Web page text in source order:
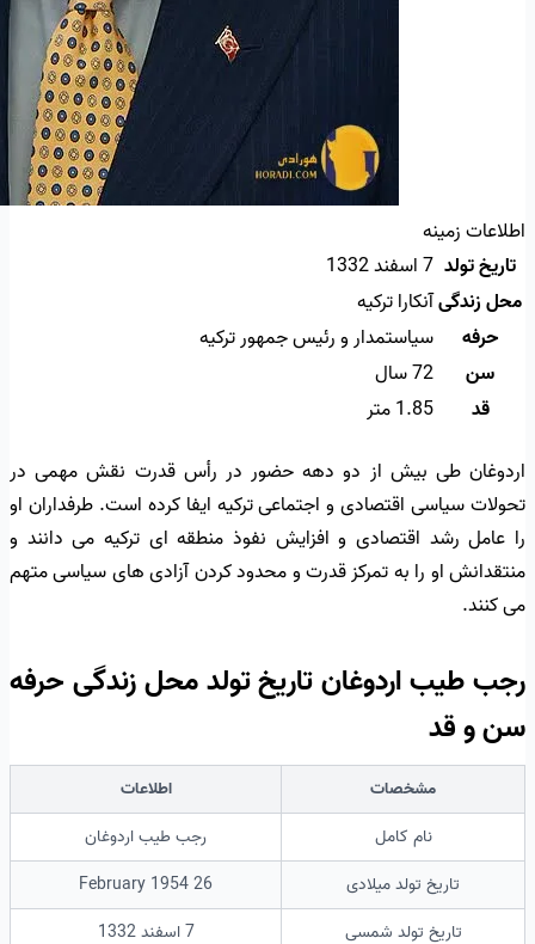
اطلاعات زمینه
تاریخ تولد 7 اسفند 1332
محل زندگیآنکارا ترکیه
حرفه
سیاستمدار و رئیس جمهور ترکیه
سن
72 سال
قد
1.85 متر
اردوغان طی بیش از دو دهه حضور در رأس قدرت نقش مهمی در
تحولات سیاسی اقتصادی و اجتماعی ترکیه ایفا کرده است. طرفداران او
را عامل رشد اقتصادی و افزایش نفوذ منطقه ای ترکیه می دانند و
منتقدانش او را به تمرکز قدرت و محدود کردن آزادی های سیاسی متهم
می کنند.
رجب طیب اردوغان تاریخ تولد محل زندگی حرفه
سن و قد
مشخصات
اطلاعات
نام کامل
رجب طیب اردوغان
تاریخ تولد میلادی
26 February 1954
تاریخ تولد شمسی
7 اسفند 1332